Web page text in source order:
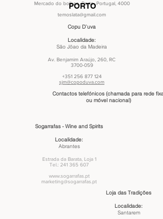
Mercado do bolhao, Porto, Portugal, 4000
temoslata@gmail.com
PORTO
Copu D`uva
Localidade:
São Jõao da Madeira
Av. Benjamim Araújo, 260, RC
3700-059
+351 256 877 124
sjm@copoduva.com
Contactos telefónicos (chamada para rede fixa
ou móvel nacional)
Sogarrafas - Wine and Spirits
Localidade:
Abrantes
Estrada da Barata, Loja 1
Tel.: 241 365 607
www.sogarrafas.pt
marketing@sogarrafas.pt
Loja das Tradições
Localidade:
Santarem